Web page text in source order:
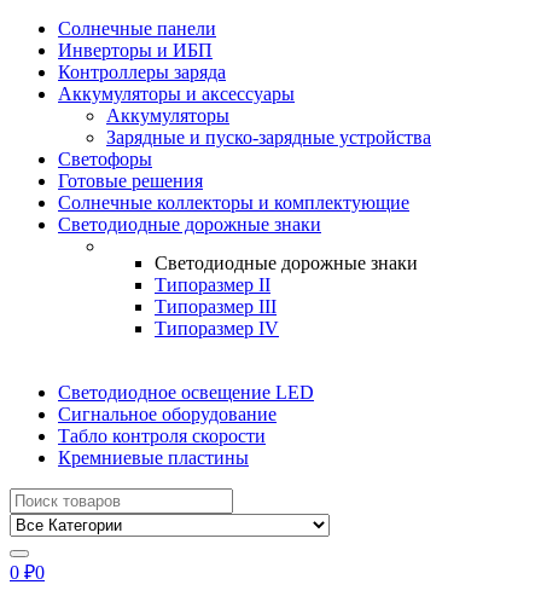
Солнечные панели
Инверторы и ИБП
Контроллеры заряда
Аккумуляторы и аксессуары
Аккумуляторы
Зарядные и пуско-зарядные устройства
Светофоры
Готовые решения
Солнечные коллекторы и комплектующие
Светодиодные дорожные знаки
Светодиодные дорожные знаки
Типоразмер II
Типоразмер III
Типоразмер IV
Светодиодное освещение LED
Сигнальное оборудование
Табло контроля скорости
Кремниевые пластины
Найти:
0 ₽0